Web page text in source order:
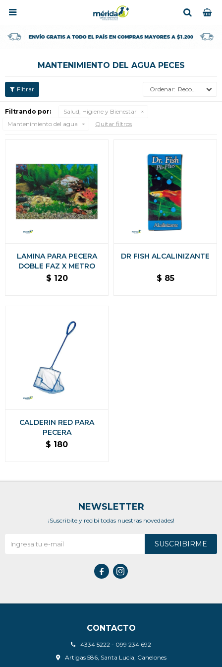

MANTENIMIENTO DEL AGUA PECES
Recomendados
Filtrando por:
Salud, Higiene y Bienestar
Mantenimiento del agua
Quitar filtros
LAMINA PARA PECERA
DOBLE FAZ X METRO
$ 120
DR FISH ALCALINIZANTE
$ 85
CALDERIN RED PARA
PECERA
$ 180
CONTACTO
4334 5222 - 099 234 692
Artigas 586, Santa Lucia, Canelones
NEWSLETTER
¡Suscribite y recibí todas nuestras novedades!
SUSCRIBIRME
 